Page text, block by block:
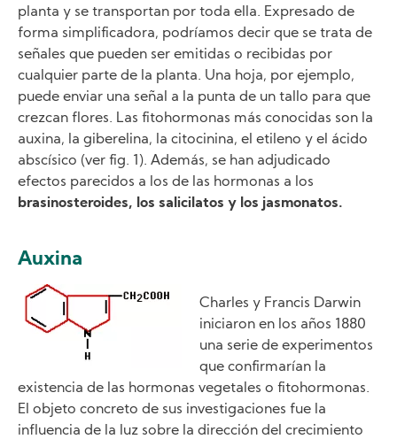
planta y se transportan por toda ella. Expresado de
forma simplificadora, podríamos decir que se trata de
señales que pueden ser emitidas o recibidas por
cualquier parte de la planta. Una hoja, por ejemplo,
puede enviar una señal a la punta de un tallo para que
crezcan flores. Las fitohormonas más conocidas son la
auxina, la giberelina, la citocinina, el etileno y el ácido
abscísico (ver fig. 1). Además, se han adjudicado
efectos parecidos a los de las hormonas a los
brasinosteroides, los salicilatos y los jasmonatos.
Auxina
Image
Charles y Francis Darwin
iniciaron en los años 1880
una serie de experimentos
que confirmarían la
existencia de las hormonas vegetales o fitohormonas.
El objeto concreto de sus investigaciones fue la
influencia de la luz sobre la dirección del crecimiento